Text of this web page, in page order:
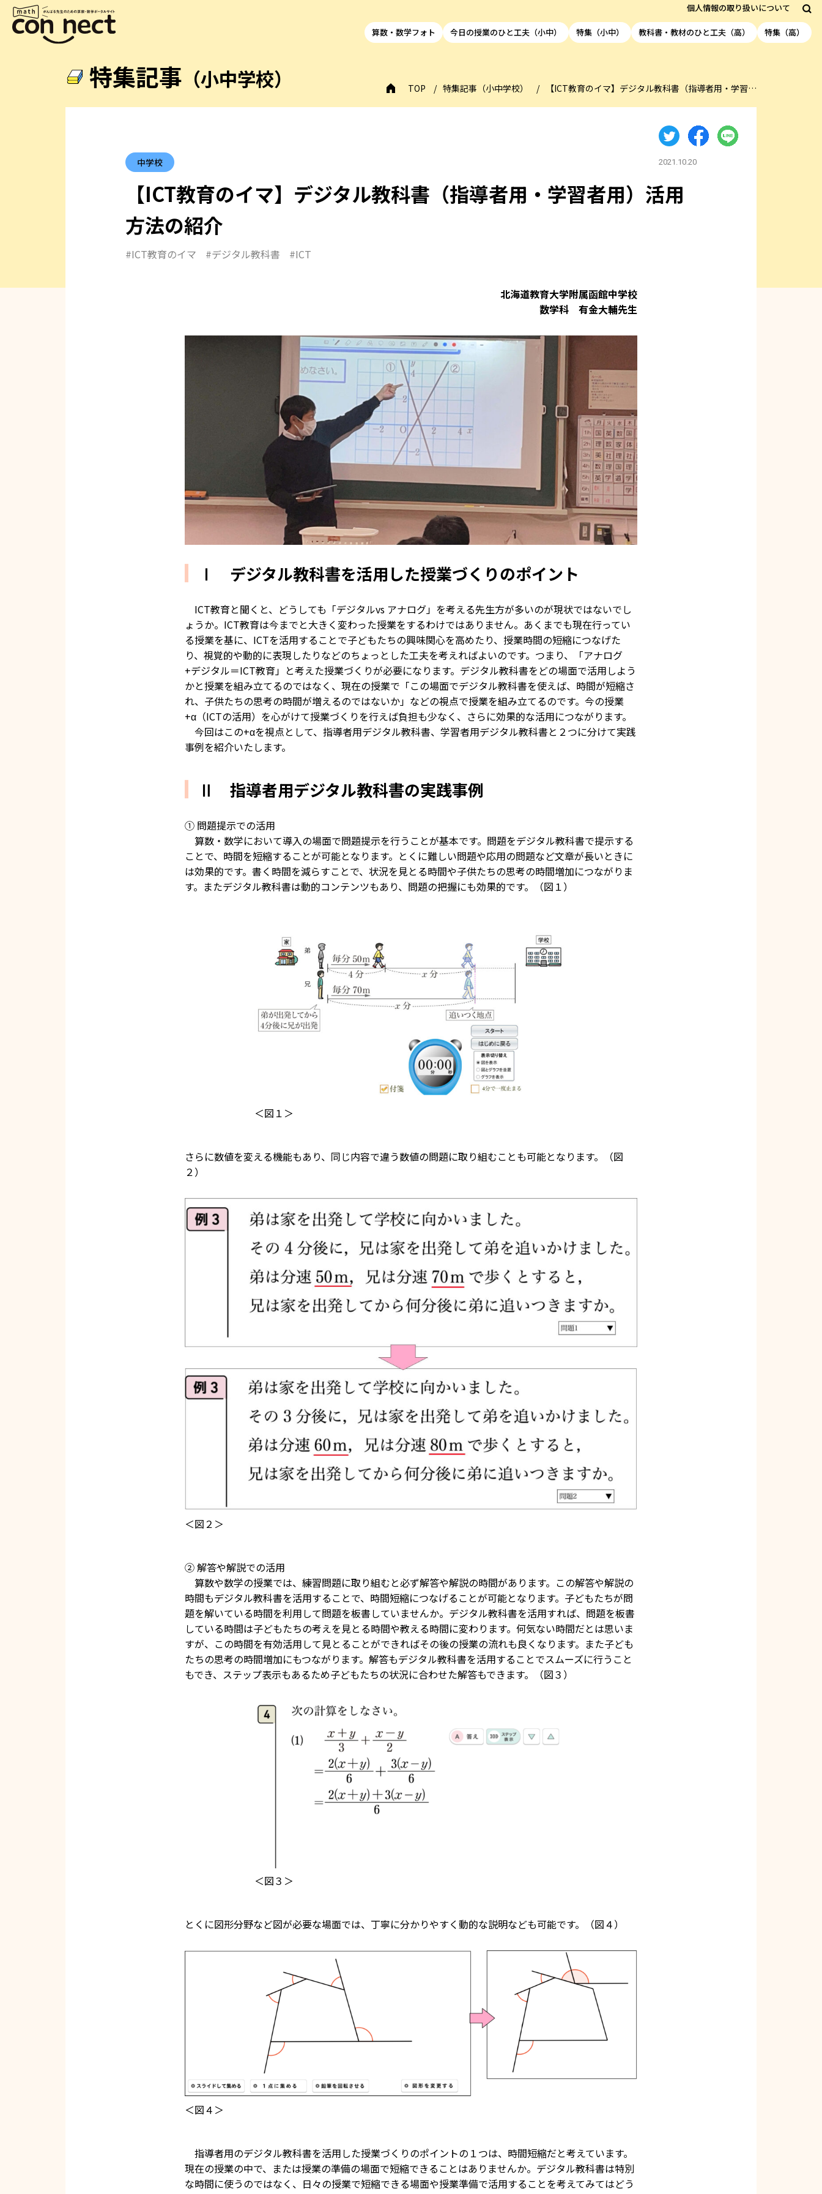
個人情報の取り扱いについて
算数・数学フォト 今日の授業のひと工夫（小中） 特集（小中） 教科書・教材のひと工夫（高） 特集（高）
特集記事 （小中学校） TOP 特集記事（小中学校） 【ICT教育のイマ】デジタル教科書（指導者用・学習…
中学校 2021.10.20
【ICT教育のイマ】デジタル教科書（指導者用・学習者用）活用
方法の紹介
#ICT教育のイマ #デジタル教科書 #ICT
北海道教育大学附属函館中学校
数学科 有金大輔先生
Ⅰ デジタル教科書を活用した授業づくりのポイント
ICT教育と聞くと、どうしても「デジタルvs アナログ」を考える先生方が多いのが現状ではないでし
ょうか。ICT教育は今までと大きく変わった授業をするわけではありません。あくまでも現在行ってい
る授業を基に、ICTを活用することで子どもたちの興味関心を高めたり、授業時間の短縮につなげた
り、視覚的や動的に表現したりなどのちょっとした工夫を考えればよいのです。つまり、「アナログ
+デジタル＝ICT教育」と考えた授業づくりが必要になります。デジタル教科書をどの場面で活用しよう
かと授業を組み立てるのではなく、現在の授業で「この場面でデジタル教科書を使えば、時間が短縮さ
れ、子供たちの思考の時間が増えるのではないか」などの視点で授業を組み立てるのです。今の授業
+α（ICTの活用）を心がけて授業づくりを行えば負担も少なく、さらに効果的な活用につながります。
今回はこの+αを視点として、指導者用デジタル教科書、学習者用デジタル教科書と２つに分けて実践
事例を紹介いたします。
Ⅱ 指導者用デジタル教科書の実践事例
① 問題提示での活用
算数・数学において導入の場面で問題提示を行うことが基本です。問題をデジタル教科書で提示する
ことで、時間を短縮することが可能となります。とくに難しい問題や応用の問題など文章が長いときに
は効果的です。書く時間を減らすことで、状況を見とる時間や子供たちの思考の時間増加につながりま
す。またデジタル教科書は動的コンテンツもあり、問題の把握にも効果的です。（図１）
＜図１＞
さらに数値を変える機能もあり、同じ内容で違う数値の問題に取り組むことも可能となります。（図
２）
＜図２＞
② 解答や解説での活用
算数や数学の授業では、練習問題に取り組むと必ず解答や解説の時間があります。この解答や解説の
時間もデジタル教科書を活用することで、時間短縮につなげることが可能となります。子どもたちが問
題を解いている時間を利用して問題を板書していませんか。デジタル教科書を活用すれば、問題を板書
している時間は子どもたちの考えを見とる時間や教える時間に変わります。何気ない時間だとは思いま
すが、この時間を有効活用して見とることができればその後の授業の流れも良くなります。また子ども
たちの思考の時間増加にもつながります。解答もデジタル教科書を活用することでスムーズに行うこと
もでき、ステップ表示もあるため子どもたちの状況に合わせた解答もできます。（図３）
＜図３＞
とくに図形分野など図が必要な場面では、丁寧に分かりやすく動的な説明なども可能です。（図４）
＜図４＞
指導者用のデジタル教科書を活用した授業づくりのポイントの１つは、時間短縮だと考えています。
現在の授業の中で、または授業の準備の場面で短縮できることはありませんか。デジタル教科書は特別
な時間に使うのではなく、日々の授業で短縮できる場面や授業準備で活用することを考えてみてはどう